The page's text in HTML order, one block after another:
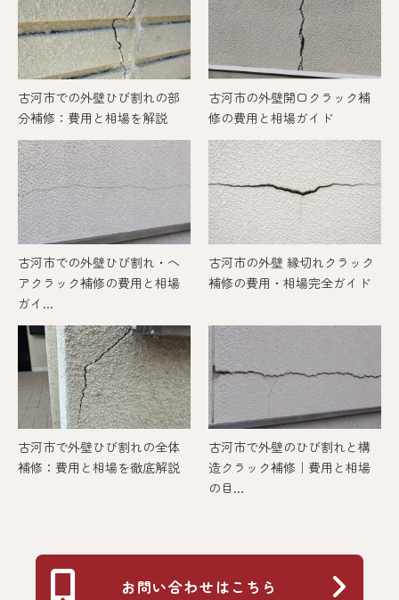
古河市での外壁ひび割れの部
分補修：費用と相場を解説
古河市の外壁開口クラック補
修の費用と相場ガイド
古河市での外壁ひび割れ・ヘ
アクラック補修の費用と相場
ガイ...
古河市の外壁 縁切れクラック
補修の費用・相場完全ガイド
古河市で外壁ひび割れの全体
補修：費用と相場を徹底解説
古河市で外壁のひび割れと構
造クラック補修｜費用と相場
の目...
お問い合わせはこちら